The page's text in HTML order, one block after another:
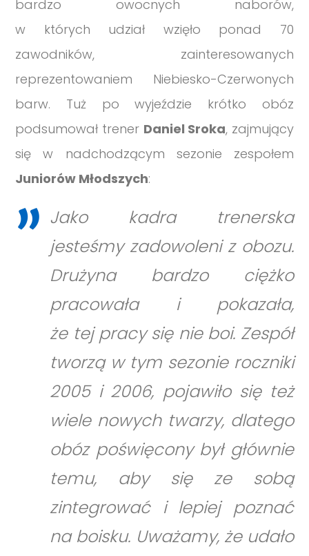
bardzo owocnych naborów,
w których udział wzięło ponad 70
zawodników, zainteresowanych
reprezentowaniem Niebiesko-Czerwonych
barw. Tuż po wyjeździe krótko obóz
podsumował trener Daniel Sroka, zajmujący
się w nadchodzącym sezonie zespołem
Juniorów Młodszych:
Jako kadra trenerska
jesteśmy zadowoleni z obozu.
Drużyna bardzo ciężko
pracowała i pokazała,
że tej pracy się nie boi. Zespół
tworzą w tym sezonie roczniki
2005 i 2006, pojawiło się też
wiele nowych twarzy, dlatego
obóz poświęcony był głównie
temu, aby się ze sobą
zintegrować i lepiej poznać
na boisku. Uważamy, że udało